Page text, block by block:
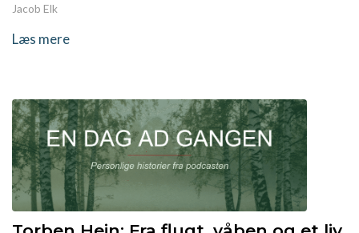
Jacob Elk
Læs mere